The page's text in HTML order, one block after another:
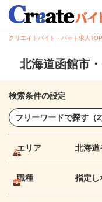
クリエイトバイト・パート求人TOP
北海道函館市
検索条件の設定
エリア 北海道
職種 指定し